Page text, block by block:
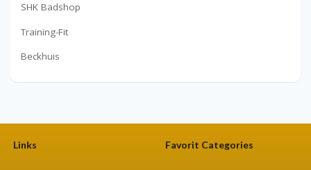
SHK Badshop
Training-Fit
Beckhuis
Links Favorit Categories